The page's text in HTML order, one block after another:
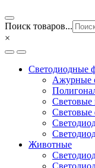
Поиск товаров...
×
Светодиодные
Ажурные
Световые
Световые
Животные